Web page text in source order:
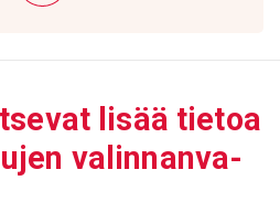
lisää tietoa
valin­nan­va­